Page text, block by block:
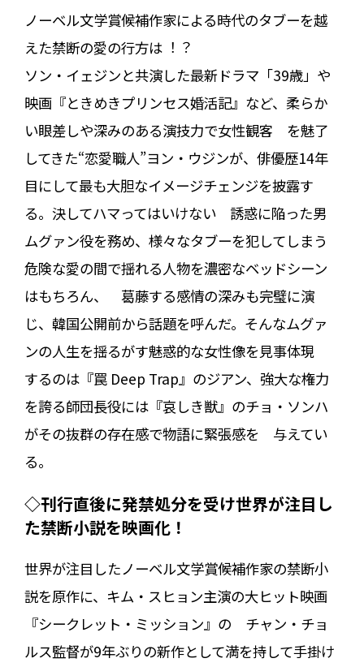
ノーベル文学賞候補作家による時代のタブーを越
えた禁断の愛の行方は︕︖
ソン・イェジンと共演した最新ドラマ「39歳」や
映画『ときめきプリンセス婚活記』など、柔らか
い眼差しや深みのある演技力で女性観客 を魅了
してきた“恋愛職人”ヨン・ウジンが、俳優歴14年
目にして最も大胆なイメージチェンジを披露す
る。決してハマってはいけない 誘惑に陥った男
ムグァン役を務め、様々なタブーを犯してしまう
危険な愛の間で揺れる人物を濃密なベッドシーン
はもちろん、 葛藤する感情の深みも完璧に演
じ、韓国公開前から話題を呼んだ。そんなムグァ
ンの人生を揺るがす魅惑的な女性像を見事体現
するのは『罠 Deep Trap』のジアン、強大な権力
を誇る師団長役には『哀しき獣』のチョ・ソンハ
がその抜群の存在感で物語に緊張感を 与えてい
る。
◇刊行直後に発禁処分を受け世界が注目し
た禁断小説を映画化！
世界が注目したノーベル文学賞候補作家の禁断小
説を原作に、キム・スヒョン主演の大ヒット映画
『シークレット・ミッション』の チャン・チョ
ルス監督が9年ぶりの新作として満を持して手掛け